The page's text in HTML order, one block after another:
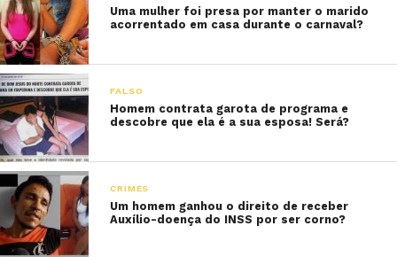
Uma mulher foi presa por manter o marido
acorrentado em casa durante o carnaval?
FALSO
Homem contrata garota de programa e
descobre que ela é a sua esposa! Será?
CRIMES
Um homem ganhou o direito de receber
Auxílio-doença do INSS por ser corno?